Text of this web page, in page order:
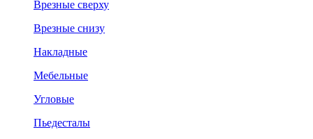
Врезные сверху
Врезные снизу
Накладные
Мебельные
Угловые
Пьедесталы